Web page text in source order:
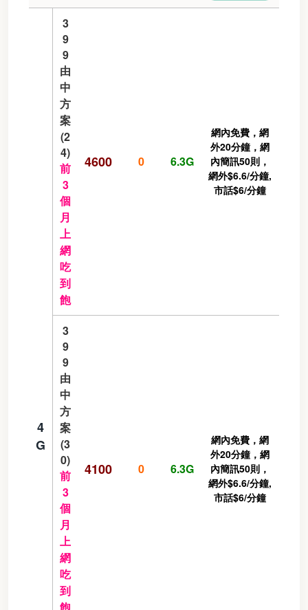
4
G
3
9
9
由
中
方
案
(2
4)
前
3
個
月
上
網
吃
到
飽
4600 0 6.3G
網內免費，網
外20分鐘，網
內簡訊50則，
網外$6.6/分鐘,
市話$6/分鐘
3
9
9
由
中
方
案
(3
0)
前
3
個
月
上
網
吃
到
4100 0 6.3G
網內免費，網
外20分鐘，網
內簡訊50則，
網外$6.6/分鐘,
市話$6/分鐘